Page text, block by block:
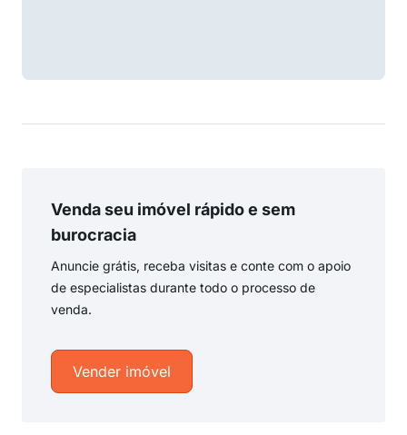
Venda seu imóvel rápido e sem
burocracia
Anuncie grátis, receba visitas e conte com o apoio
de especialistas durante todo o processo de
venda.
Vender imóvel